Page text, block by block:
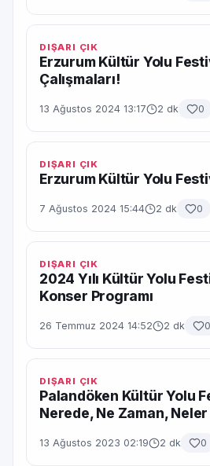
DIŞARI ÇIK
Erzurum Kültür Yolu
Çalışmaları!
13 Ağustos 2024 13:17 2 dk 0
DIŞARI ÇIK
Erzurum Kültür Yolu
7 Ağustos 2024 15:44 2 dk 0
DIŞARI ÇIK
2024 Yılı Kültür Yolu
Konser Programı
26 Temmuz 2024 14:52 2 dk 0
DIŞARI ÇIK
Palandöken Kültür Yolu
Nerede, Ne Zaman,
13 Ağustos 2023 02:19 2 dk 0